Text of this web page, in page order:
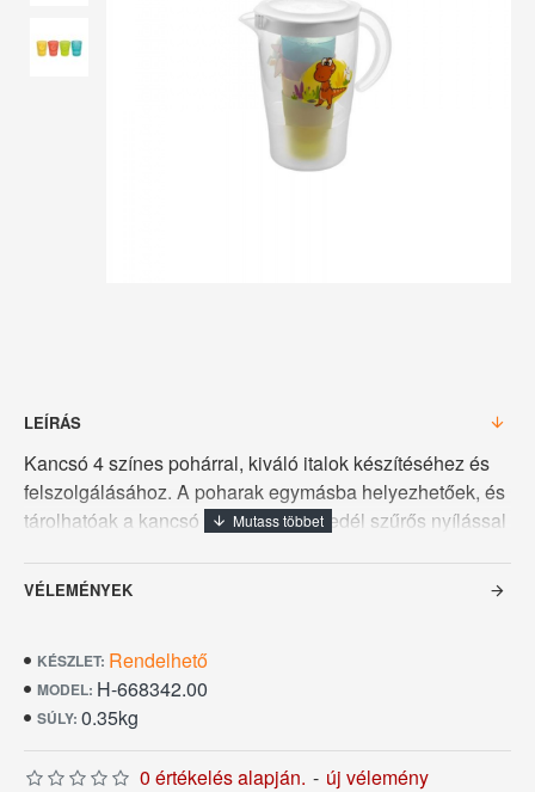
LEÍRÁS
Kancsó 4 színes pohárral, kiváló italok készítéséhez és
felszolgálásához. A poharak egymásba helyezhetőek, és
tárolhatóak a kancsó belsejében, a fedél szűrős nyílással
gyógyszeriparban használatos műanyagból készült.
ipari/nagykonyhai felhasználása nem ajánlott
VÉLEMÉNYEK
KÉSZLET: Rendelhető
MODEL: H-668342.00
SÚLY: 0.35kg
0 értékelés alapján. - új vélemény